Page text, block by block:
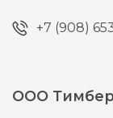
+7 (908)
ООО